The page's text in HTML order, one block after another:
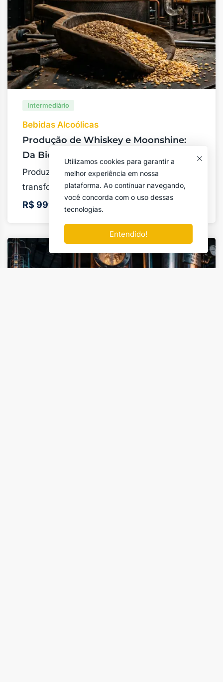
Intermediário
Bebidas Alcoólicas
Produção de Whiskey e Moonshine:
Da Bioquímica do Grão à Destilação
Produzir Moonshine e Whiskey é dominar a
transformação do amido …
R$ 999 ,00
Utilizamos cookies para garantir a
melhor experiência em nossa
plataforma. Ao continuar navegando,
você concorda com o uso dessas
tecnologias.
Entendido!